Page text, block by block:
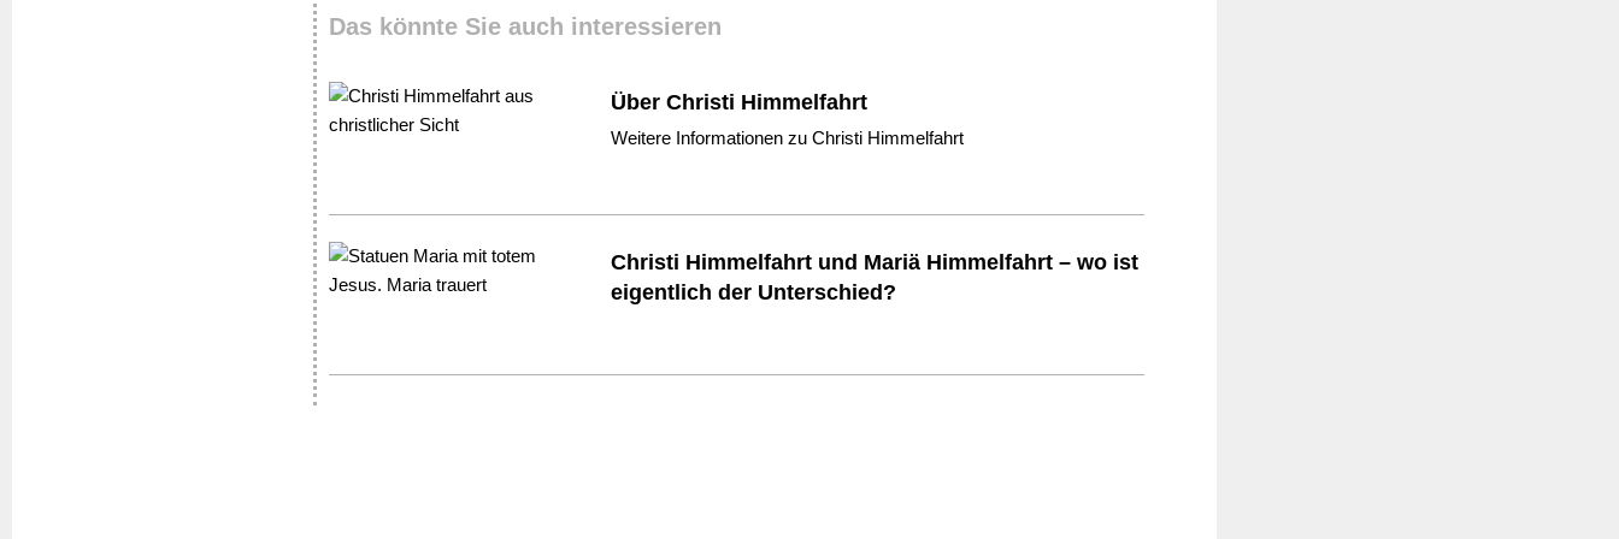
Das könnte Sie auch interessieren
Über Christi Himmelfahrt
Weitere Informationen zu Christi Himmelfahrt
Christi Himmelfahrt und Mariä Himmelfahrt – wo ist
eigentlich der Unterschied?